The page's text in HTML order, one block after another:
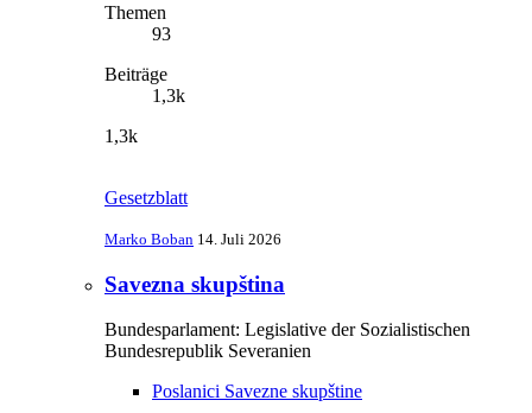
Themen
93
Beiträge
1,3k
1,3k
Gesetzblatt
Marko Boban 14. Juli 2026
Savezna skupština
Bundesparlament: Legislative der Sozialistischen
Bundesrepublik Severanien
Poslanici Savezne skupštine